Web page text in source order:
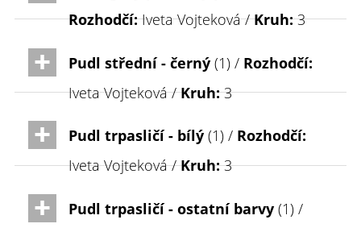
Rozhodčí:Iveta Vojteková /Kruh:3
Pudl střední - černý (1) / Rozhodčí:
Iveta Vojteková /Kruh:3
Pudl trpasličí - bílý (1) / Rozhodčí:
Iveta Vojteková /Kruh:3
Pudl trpasličí - ostatní barvy (1) /